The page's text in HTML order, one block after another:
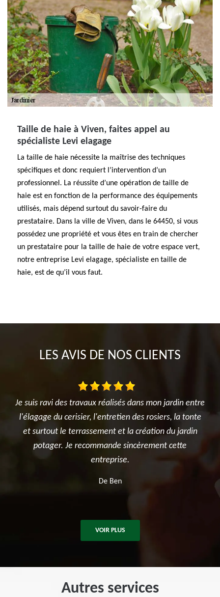
Taille de haie à Viven, faites appel au
spécialiste Levi elagage
La taille de haie nécessite la maîtrise des techniques
spécifiques et donc requiert l’intervention d’un
professionnel. La réussite d’une opération de taille de
haie est en fonction de la performance des équipements
utilisés, mais dépend surtout du savoir-faire du
prestataire. Dans la ville de Viven, dans le 64450, si vous
possédez une propriété et vous êtes en train de chercher
un prestataire pour la taille de haie de votre espace vert,
notre entreprise Levi elagage, spécialiste en taille de
haie, est de qu’il vous faut.
LES AVIS DE NOS CLIENTS
jardin entre
la tonte
du jardin
Très satisfait de l'intervention. Travail
réalisé avec sérieux et professionnalisme.
été ponctuelle, efficace et a laissé le chantier
après les travaux. Je recommande sans
pour tous vos besoins en élagage et
VOIR PLUS
Autres services